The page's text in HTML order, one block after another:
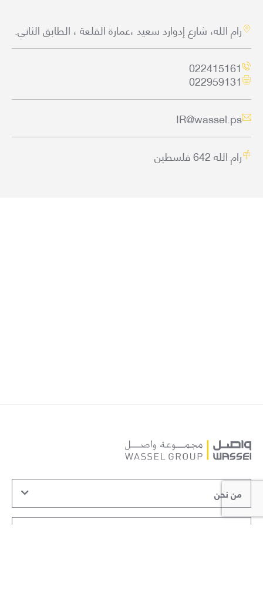
رام الله، شارع إدوارد سعيد ،عمارة القلعة ، الطابق الثاني.
022415161
022959131
IR@wassel.ps
رام الله 642 فلسطين
من نحن